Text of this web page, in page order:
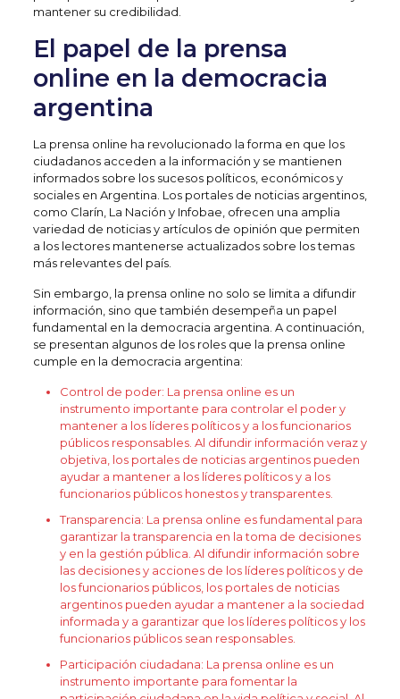
mantener su credibilidad.
El papel de la prensa
online en la democracia
argentina
La prensa online ha revolucionado la forma en que los
ciudadanos acceden a la información y se mantienen
informados sobre los sucesos políticos, económicos y
sociales en Argentina. Los portales de noticias argentinos,
como Clarín, La Nación y Infobae, ofrecen una amplia
variedad de noticias y artículos de opinión que permiten
a los lectores mantenerse actualizados sobre los temas
más relevantes del país.
Sin embargo, la prensa online no solo se limita a difundir
información, sino que también desempeña un papel
fundamental en la democracia argentina. A continuación,
se presentan algunos de los roles que la prensa online
cumple en la democracia argentina:
Control de poder: La prensa online es un
instrumento importante para controlar el poder y
mantener a los líderes políticos y a los funcionarios
públicos responsables. Al difundir información veraz y
objetiva, los portales de noticias argentinos pueden
ayudar a mantener a los líderes políticos y a los
funcionarios públicos honestos y transparentes.
Transparencia: La prensa online es fundamental para
garantizar la transparencia en la toma de decisiones
y en la gestión pública. Al difundir información sobre
las decisiones y acciones de los líderes políticos y de
los funcionarios públicos, los portales de noticias
argentinos pueden ayudar a mantener a la sociedad
informada y a garantizar que los líderes políticos y los
funcionarios públicos sean responsables.
Participación ciudadana: La prensa online es un
instrumento importante para fomentar la